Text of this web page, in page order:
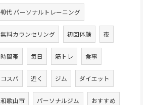
40代 パーソナルトレーニング
無料カウンセリング 初回体験 夜
時間帯 毎日 筋トレ 食事
コスパ 近く ジム ダイエット
和歌山市 パーソナルジム おすすめ